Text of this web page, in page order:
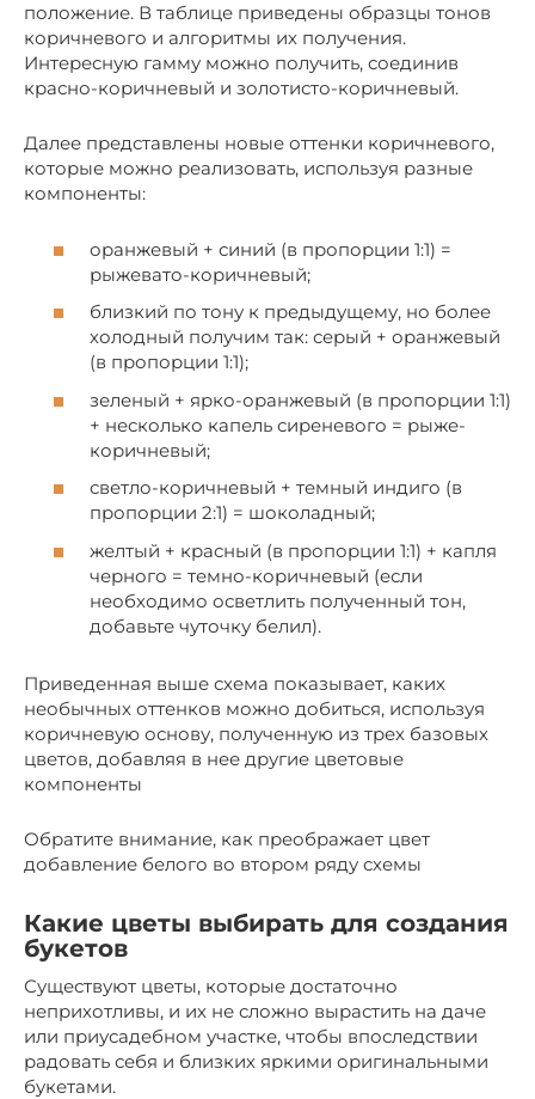
положение. В таблице приведены образцы тонов
коричневого и алгоритмы их получения.
Интересную гамму можно получить, соединив
красно-коричневый и золотисто-коричневый.
Далее представлены новые оттенки коричневого,
которые можно реализовать, используя разные
компоненты:
оранжевый + синий (в пропорции 1:1) =
рыжевато-коричневый;
близкий по тону к предыдущему, но более
холодный получим так: серый + оранжевый
(в пропорции 1:1);
зеленый + ярко-оранжевый (в пропорции 1:1)
+ несколько капель сиреневого = рыже-
коричневый;
светло-коричневый + темный индиго (в
пропорции 2:1) = шоколадный;
желтый + красный (в пропорции 1:1) + капля
черного = темно-коричневый (если
необходимо осветлить полученный тон,
добавьте чуточку белил).
Приведенная выше схема показывает, каких
необычных оттенков можно добиться, используя
коричневую основу, полученную из трех базовых
цветов, добавляя в нее другие цветовые
компоненты
Обратите внимание, как преображает цвет
добавление белого во втором ряду схемы
Какие цветы выбирать для создания
букетов
Существуют цветы, которые достаточно
неприхотливы, и их не сложно вырастить на даче
или приусадебном участке, чтобы впоследствии
радовать себя и близких яркими оригинальными
букетами.